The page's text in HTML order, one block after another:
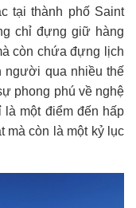
tại thành phố Saint
chỉ đựng giữ hàng
còn chứa đựng lịch
người qua nhiều thế
phong phú về nghệ
là một điểm đến hấp
mà còn là một kỷ lục